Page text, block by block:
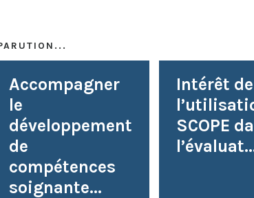
Accompagner
le
développement
de
compétences
soignante...
Intérêt de
SCOPE